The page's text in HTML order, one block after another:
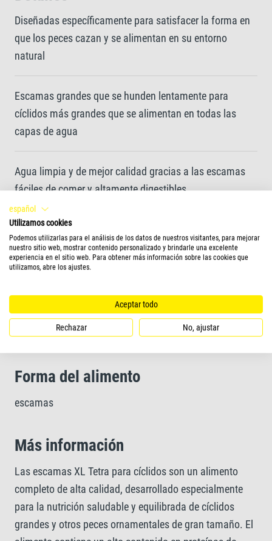
Diseñadas específicamente para satisfacer la forma en
que los peces cazan y se alimentan en su entorno
natural
Escamas grandes que se hunden lentamente para
cíclidos más grandes que se alimentan en todas las
capas de agua
Agua limpia y de mejor calidad gracias a las escamas
fáciles de comer y altamente digestibles
Una receta única e ingredientes de alta calidad sin
colorantes ni conservantes añadidos
y una mezcla a medida de proteínas que garantiza un
crecimiento óptimo
Forma del alimento
escamas
Más información
Las escamas XL Tetra para cíclidos son un alimento
completo de alta calidad, desarrollado especialmente
para la nutrición saludable y equilibrada de cíclidos
grandes y otros peces ornamentales de gran tamaño. El
español
Utilizamos cookies
Podemos utilizarlas para el análisis de los datos de nuestros visitantes, para mejorar
nuestro sitio web, mostrar contenido personalizado y brindarle una excelente
experiencia en el sitio web. Para obtener más información sobre las cookies que
utilizamos, abre los ajustes.
Aceptar todo
Rechazar No, ajustar